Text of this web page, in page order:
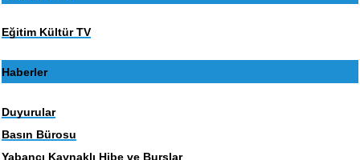
Eğitim Kültür TV
Haberler
Duyurular
Basın Bürosu
Yabancı Kaynaklı Hibe ve Burslar